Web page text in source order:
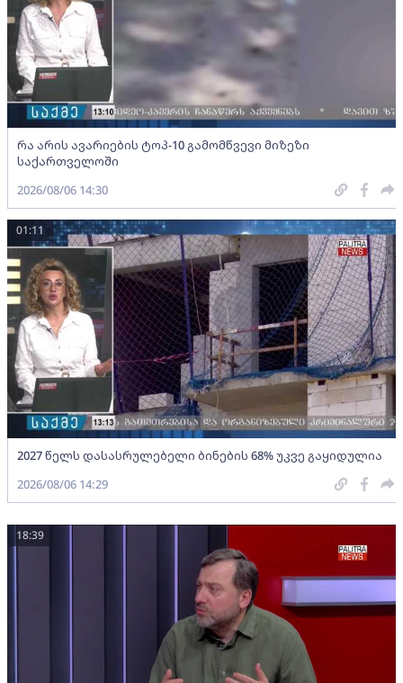
რა არის ავარიების ტოპ-10 გამომწვევი მიზეზი
საქართველოში
2026/08/06 14:30
2027 წელს დასასრულებელი ბინების 68% უკვე გაყიდულია
01:11
2026/08/06 14:29
18:39